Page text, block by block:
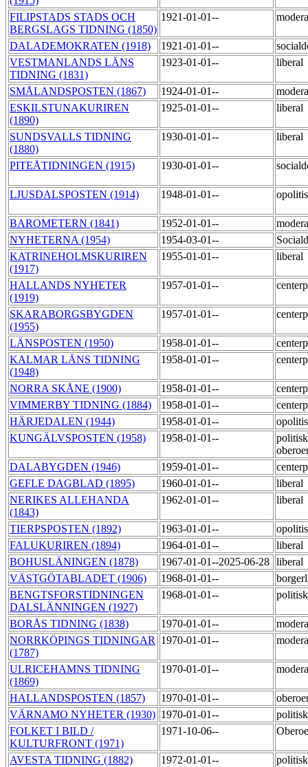
FILIPSTADS STADS OCH
BERGSLAGS TIDNING (1850)
1921-01-01--
DALADEMOKRATEN (1918) 1921-01-01--
VESTMANLANDS LÄNS
TIDNING (1831)
1923-01-01-- liberal
SMÅLANDSPOSTEN (1867) 1924-01-01--
ESKILSTUNAKURIREN
(1890)
1925-01-01-- liberal
SUNDSVALLS TIDNING
(1880)
1930-01-01-- liberal
PITEÅTIDNINGEN (1915) 1930-01-01--
LJUSDALSPOSTEN (1914) 1948-01-01--
BAROMETERN (1841) 1952-01-01--
NYHETERNA (1954)
1954-03-01--
KATRINEHOLMSKURIREN
(1917)
1955-01-01-- liberal
HALLANDS NYHETER
(1919)
1957-01-01--
SKARABORGSBYGDEN
(1955)
1957-01-01--
LÄNSPOSTEN (1950) 1958-01-01--
KALMAR LÄNS TIDNING
(1948)
1958-01-01--
NORRA SKÅNE (1900) 1958-01-01--
VIMMERBY TIDNING (1884)
1958-01-01--
HÄRJEDALEN (1944)
1958-01-01--
KUNGÄLVSPOSTEN (1958)
1958-01-01--
DALABYGDEN (1946)
1959-01-01--
GEFLE DAGBLAD (1895)
1960-01-01--
liberal
NERIKES ALLEHANDA
(1843)
1962-01-01-- liberal
TIERPSPOSTEN (1892) 1963-01-01--
FALUKURIREN (1894)
1964-01-01--
liberal
BOHUSLÄNINGEN (1878)
1967-01-01--2025-06-28 liberal
VÄSTGÖTABLADET (1906)
1968-01-01--
BENGTSFORSTIDNINGEN
DALSLÄNNINGEN (1927)
1968-01-01--
BORÅS TIDNING (1838) 1970-01-01--
NORRKÖPINGS TIDNINGAR
(1787)
1970-01-01--
ULRICEHAMNS TIDNING
(1869)
1970-01-01--
HALLANDSPOSTEN (1857) 1970-01-01--
VÄRNAMO NYHETER (1930) 1970-01-01--
FOLKET I BILD /
KULTURFRONT (1971)
1971-10-06--
AVESTA TIDNING (1882) 1972-01-01--